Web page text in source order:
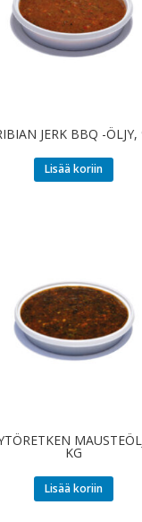
JERK BBQ -ÖLJY,
Lisää koriin
KG
Lisää koriin